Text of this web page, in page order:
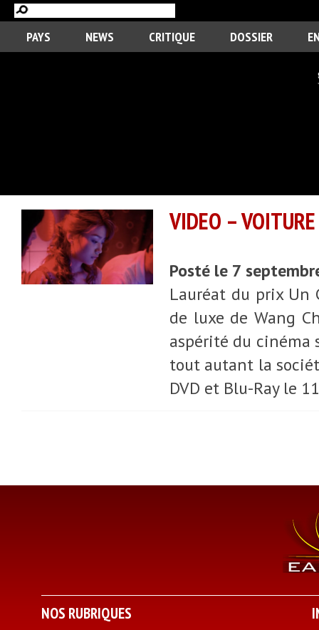
PAYS NEWS CRITIQUE DOSSIER
VIDEO –
Posté le 7
Lauréat du prix Un
de luxe de Wang
aspérité du cinéma
tout autant la
DVD et Blu-Ray le
NOS RUBRIQUES